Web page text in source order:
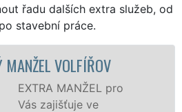
řadu dalších extra služeb, od
stavební práce.
VOLFÍŘOV
EXTRA MANŽEL pro
Vás zajišťuje ve